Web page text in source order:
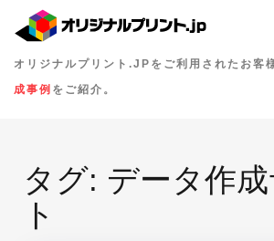
オリジナルプリント.JPをご利用されたお客
成事例 をご紹介。
タグ: データ作
ト